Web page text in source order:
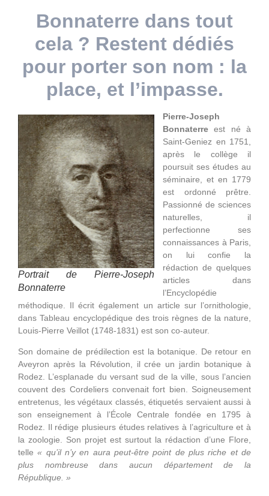
Bonnaterre dans tout
cela ? Restent dédiés
pour porter son nom : la
place, et l’impasse.
Portrait de Pierre-Joseph
Bonnaterre
Pierre-Joseph
Bonnaterre est né à
Saint-Geniez en 1751,
après le collège il
poursuit ses études au
séminaire, et en 1779
est ordonné prêtre.
Passionné de sciences
naturelles, il
perfectionne ses
connaissances à Paris,
on lui confie la
rédaction de quelques
articles dans
l’Encyclopédie
méthodique. Il écrit également un article sur l’ornithologie,
dans Tableau encyclopédique des trois règnes de la nature,
Louis-Pierre Veillot (1748-1831) est son co-auteur.
Son domaine de prédilection est la botanique. De retour en
Aveyron après la Révolution, il crée un jardin botanique à
Rodez. L’esplanade du versant sud de la ville, sous l’ancien
couvent des Cordeliers convenait fort bien. Soigneusement
entretenus, les végétaux classés, étiquetés servaient aussi à
son enseignement à l’École Centrale fondée en 1795 à
Rodez. Il rédige plusieurs études relatives à l’agriculture et à
la zoologie. Son projet est surtout la rédaction d’une Flore,
telle« qu’il n’y en aura peut-être point de plus riche et de
plus nombreuse dans aucun département de la
République. »